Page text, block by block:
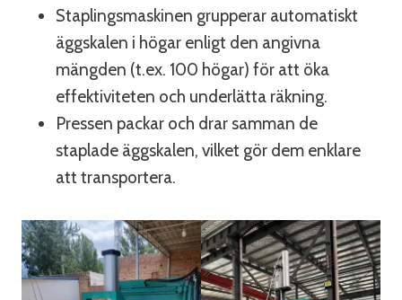
Staplingsmaskinen grupperar automatiskt
äggskalen i högar enligt den angivna
mängden (t.ex. 100 högar) för att öka
effektiviteten och underlätta räkning.
Pressen packar och drar samman de
staplade äggskalen, vilket gör dem enklare
att transportera.